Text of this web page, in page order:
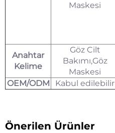
Maskesi
Anahtar
Kelime
Göz Cilt
Bakımı,Göz
Maskesi
OEM/ODM Kabul edilebilir
Önerilen Ürünler